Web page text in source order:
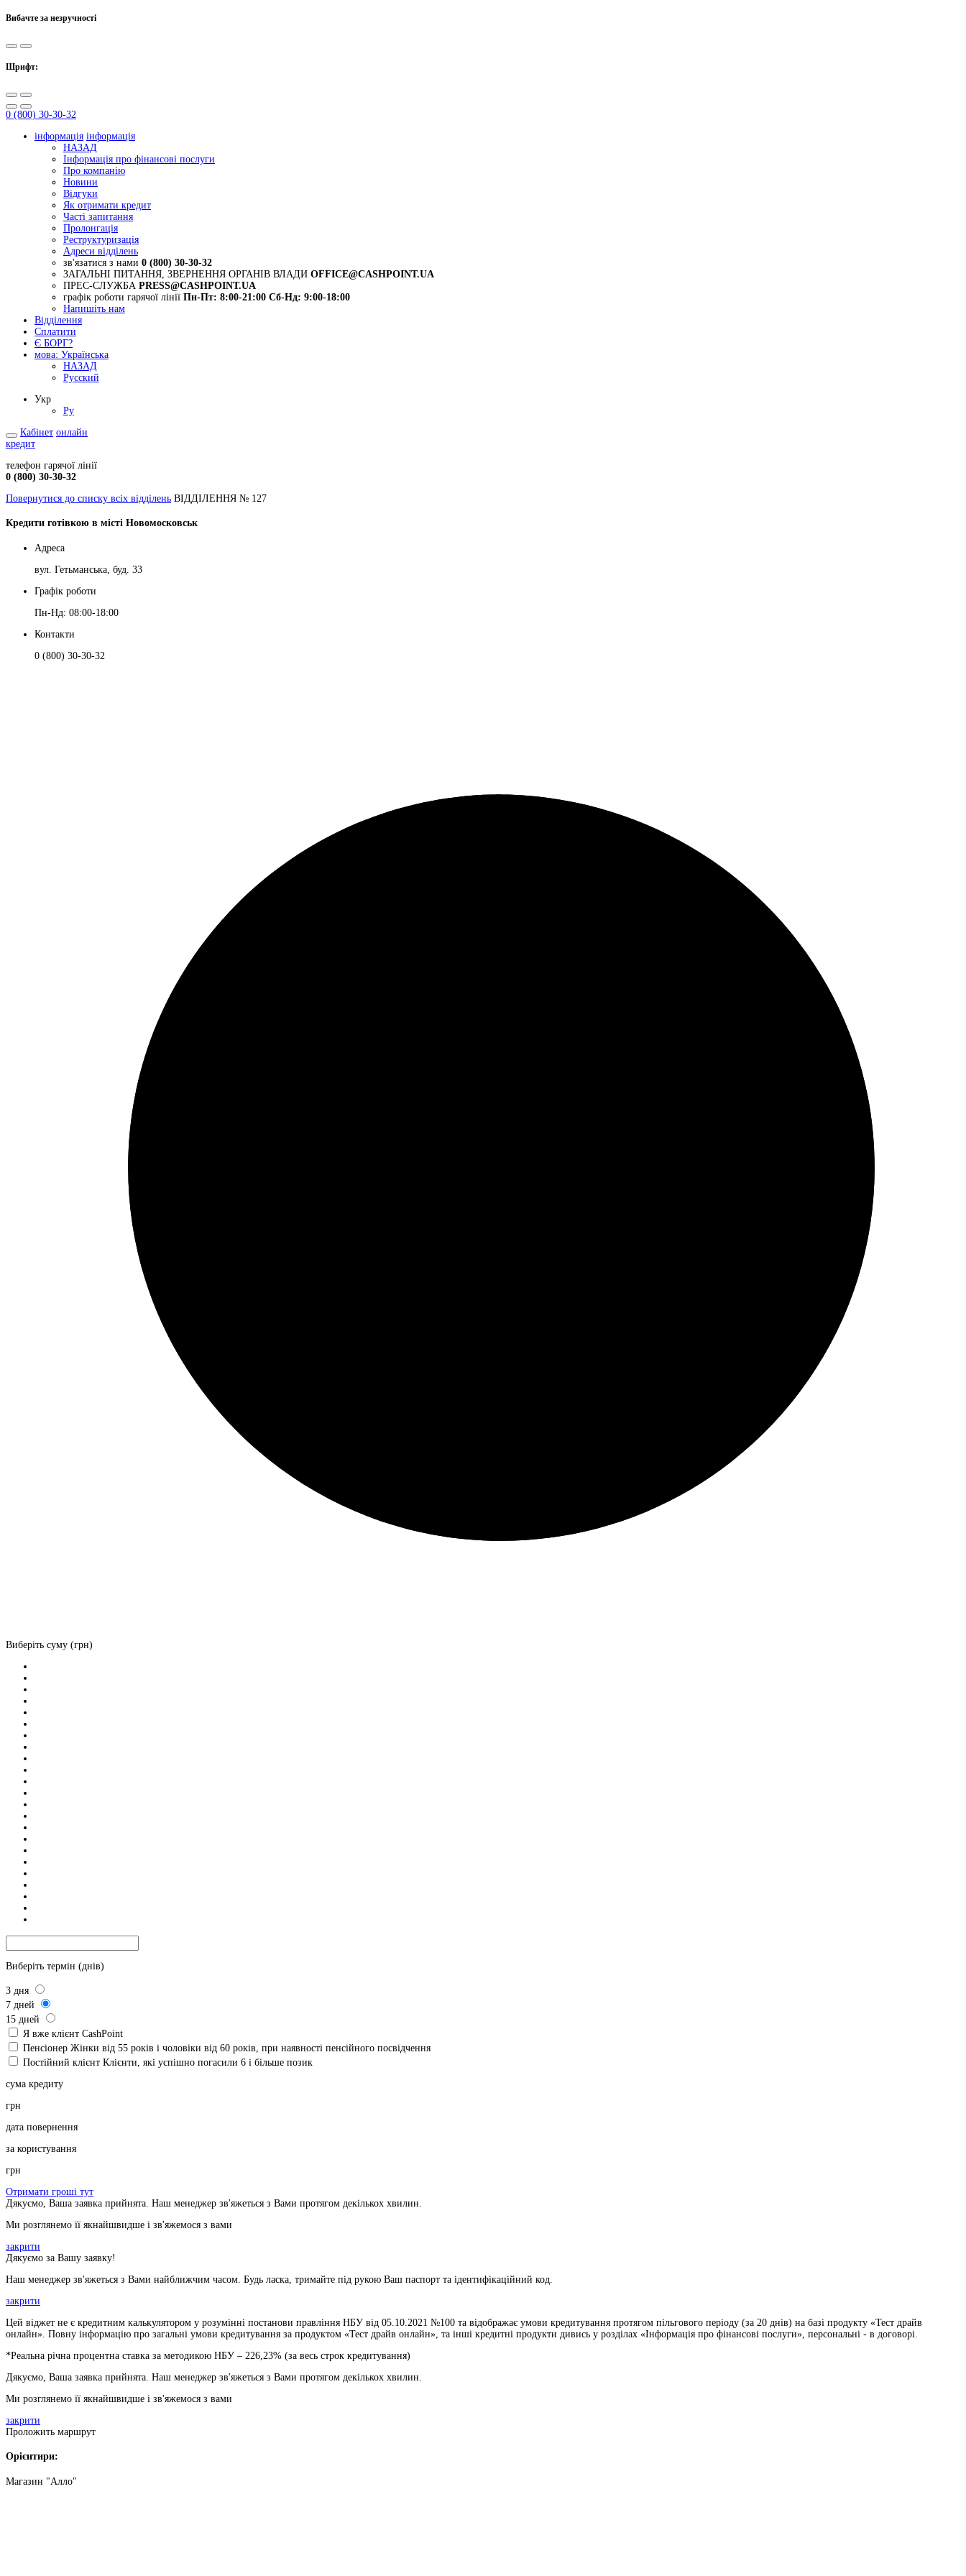
Вибачте за незручності
Шрифт:
0 (800) 30-30-32
інформація інформація
НАЗАД
Інформація про фінансові послуги
Про компанію
Новини
Відгуки
Як отримати кредит
Часті запитання
Пролонгація
Реструктуризація
Адреси відділень
зв'язатися з нами 0 (800) 30-30-32
ЗАГАЛЬНІ ПИТАННЯ, ЗВЕРНЕННЯ ОРГАНІВ ВЛАДИ OFFICE@CASHPOINT.UA
ПРЕС-СЛУЖБА PRESS@CASHPOINT.UA
графік роботи гарячої лінії Пн-Пт: 8:00-21:00 Сб-Нд: 9:00-18:00
Напишіть нам
Відділення
Сплатити
Є БОРГ?
мова: Українська
НАЗАД
Русский
Укр
Ру
Кабінет онлайн
кредит
телефон гарячої лінії
0 (800) 30-30-32
Повернутися до списку всіх відділень ВІДДІЛЕННЯ № 127
Кредити готівкою в місті Новомосковськ
Адреса
вул. Гетьманська, буд. 33
Графік роботи
Пн-Нд: 08:00-18:00
Контакти
0 (800) 30-30-32
Виберіть суму (грн)
Виберіть термін (днів)
3 дня
7 дней
15 дней
Я вже клієнт CashPoint
Пенсіонер Жінки від 55 років і чоловіки від 60 років, при наявності пенсійного посвідчення
Постійний клієнт Клієнти, які успішно погасили 6 і більше позик
сума кредиту
грн
дата повернення
за користування
грн
Отримати гроші тут
Дякуємо, Ваша заявка прийнята. Наш менеджер зв'яжеться з Вами протягом декількох хвилин.
Ми розглянемо її якнайшвидше і зв'яжемося з вами
закрити
Дякуємо за Вашу заявку!
Наш менеджер зв'яжеться з Вами найближчим часом. Будь ласка, тримайте під рукою Ваш паспорт та ідентифікаційний код.
закрити
Цей віджет не є кредитним калькулятором у розумінні постанови правління НБУ від 05.10.2021 №100 та відображає умови кредитування протягом пільгового періоду (за 20 днів) на базі продукту «Тест драйв
онлайн». Повну інформацію про загальні умови кредитування за продуктом «Тест драйв онлайн», та інші кредитні продукти дивись у розділах «Інформація про фінансові послуги», персональні - в договорі.
*Реальна річна процентна ставка за методикою НБУ – 226,23% (за весь строк кредитування)
Дякуємо, Ваша заявка прийнята. Наш менеджер зв'яжеться з Вами протягом декількох хвилин.
Ми розглянемо її якнайшвидше і зв'яжемося з вами
закрити
Проложить маршрут
Орієнтири:
Магазин "Алло"